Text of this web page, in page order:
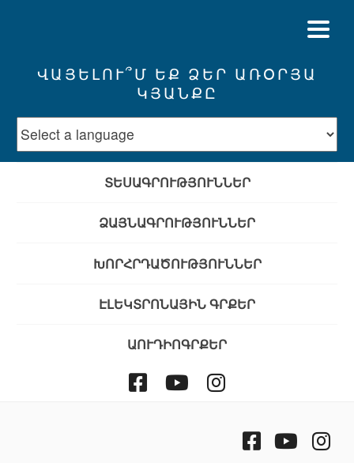
ՎԱՅԵԼՈՒ՞Մ ԵՔ ՁԵՐ ԱՌՕՐՅԱ
ԿՅԱՆՔԸ
ՏԵՍԱԳՐՈՒԹՅՈՒՆՆԵՐ
ՁԱՅՆԱԳՐՈՒԹՅՈՒՆՆԵՐ
ԽՈՐՀՐԴԱԾՈՒԹՅՈՒՆՆԵՐ
ԷԼԵԿՏՐՈՆԱՅԻՆ ԳՐՔԵՐ
ԱՈՒԴԻՈԳՐՔԵՐ
FacebookYoutubeInstragram
FacebookYoutube